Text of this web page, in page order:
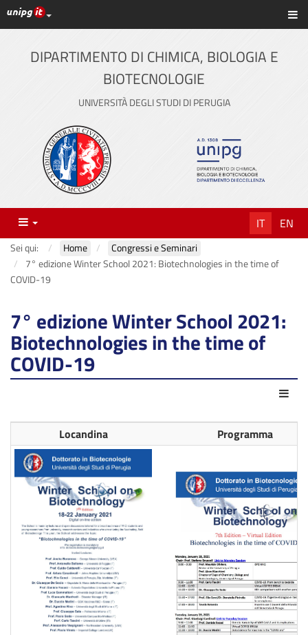
Vai
al
contenuto
principale
Link ai principali servizi web di Ateneo
DIPARTIMENTO DI CHIMICA, BIOLOGIA E
BIOTECNOLOGIE
UNIVERSITÀ DEGLI STUDI DI PERUGIA
Menu IT EN
Sei qui: Home
Congressi e Seminari
7° edizione Winter School 2021: Biotechnologies in the time of
COVID-19
7° edizione Winter School 2021:
Biotechnologies in the time of
COVID-19
Locandina Programma